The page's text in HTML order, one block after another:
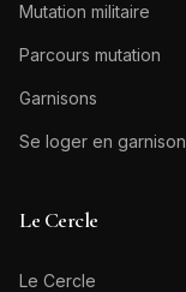
Mutation militaire
Parcours mutation
Garnisons
Se loger en garnison
Le Cercle
Le Cercle